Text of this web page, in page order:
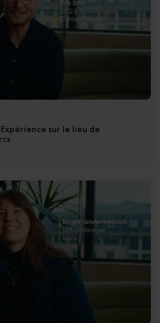
sur le lieu de